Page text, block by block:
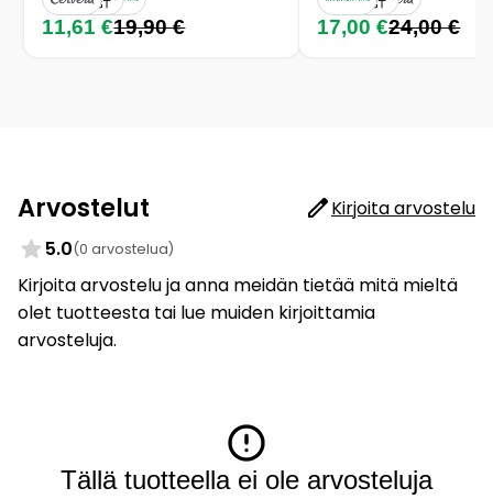
11,61 €19,90 € 17,00 €24,00 €
Arvostelut
Kirjoita arvostelu
5.0(0 arvostelua)
Kirjoita arvostelu ja anna meidän tietää mitä mieltä
olet tuotteesta tai lue muiden kirjoittamia
arvosteluja.
Tällä tuotteella ei ole arvosteluja